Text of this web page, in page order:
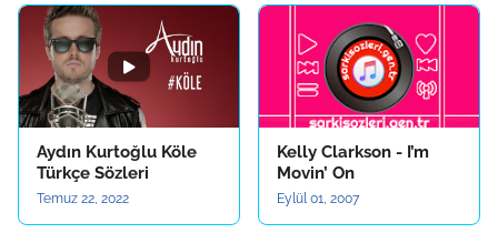
Aydın Kurtoğlu Köle
Türkçe Sözleri
Temuz 22, 2022
Kelly Clarkson - I’m
Movin’ On
Eylül 01, 2007